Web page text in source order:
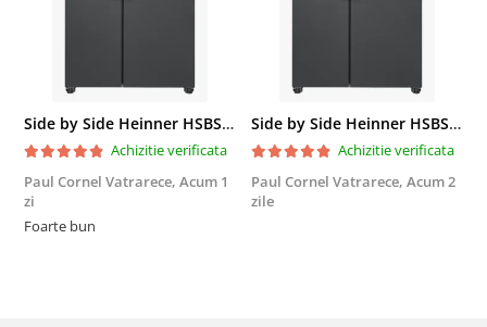
Side by Side Heinner HSBS-HM439NFINVDGWDE++, Total No Frost, Compresor Inverter, Dozator Apa, Display Touch LED, 439 L, Clasa E, Gri Antracit Texturat
Achizitie verificata
Paul Cornel Vatrarece, Acum 1
zi
Foarte bun
Side by Side Heinner HSBS-HM439NFINVDGWDE++, Total No Frost, Compresor Inverter, Dozator Apa, Display Touch LED, 439 L, Clasa E, Gri Antracit Texturat
Achizitie verificata
Paul Cornel Vatrarece, Acum 2
zile